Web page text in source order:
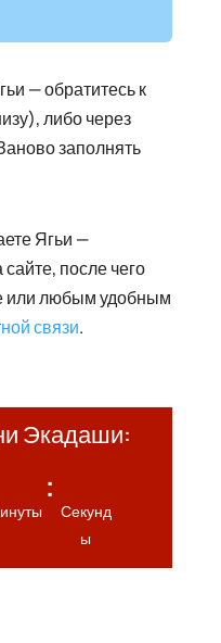
— обратитесь к
либо через
заполнять
Ягьи —
после чего
или любым удобным
связи.
Экадаши:
:
Секунд
ы